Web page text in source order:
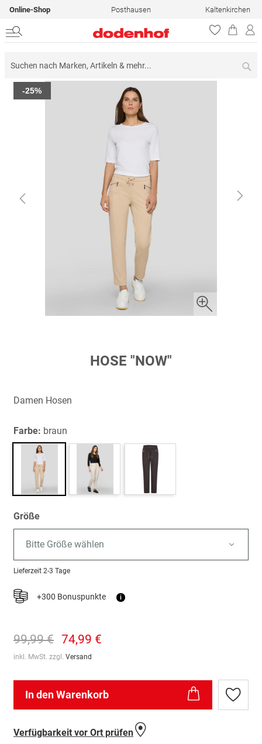
Online-Shop Posthausen Kaltenkirchen
Zum
Ende
-25%
springen
HOSE "NOW"
Damen Hosen
Farbe: braun
Größe
Bitte Größe wählen
Lieferzeit 2-3 Tage
+300 Bonuspunkte i
99,99 € 74,99 €
inkl. MwSt. zzgl. Versand
In den Warenkorb
Zur
Verfügbarkeit vor Ort prüfen